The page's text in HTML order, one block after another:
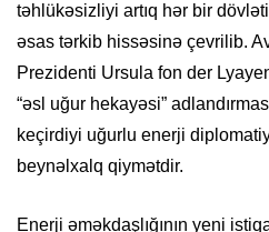
təhlükəsizliyi artıq hər bir
əsas tərkib hissəsinə çevrilib.
Prezidenti Ursula fon der
“əsl uğur hekayəsi”
keçirdiyi uğurlu enerji
beynəlxalq qiymətdir.
Enerji əməkdaşlığının yeni